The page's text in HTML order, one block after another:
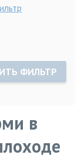
ФИЛЬТР
в